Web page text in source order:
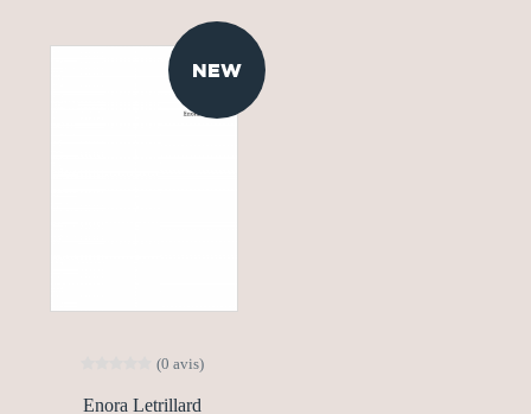
NEW
(0 avis)
Enora Letrillard